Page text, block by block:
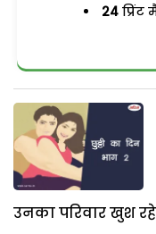
24 प्रिंट
उनका परिवार खुश